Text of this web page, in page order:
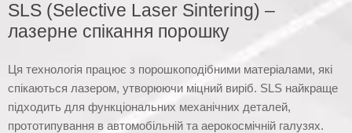
SLS (Selective Laser Sintering) –
лазерне спікання порошку
Ця технологія працює з порошкоподібними матеріалами, які
спікаються лазером, утворюючи міцний виріб. SLS найкраще
підходить для функціональних механічних деталей,
прототипування в автомобільній та аерокосмічній галузях.